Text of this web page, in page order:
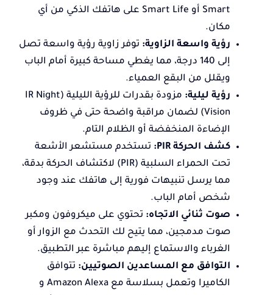
Smart أو Smart Life على هاتفك الذكي من أي
مكان.
رؤية واسعة الزاوية: توفر زاوية رؤية واسعة تصل
إلى 140 درجة، مما يغطي مساحة كبيرة أمام الباب
ويقلل من البقع العمياء.
رؤية ليلية:
مزودة بقدرات للرؤية الليلية (IR Night
Vision) لضمان مراقبة واضحة حتى في ظروف
الإضاءة المنخفضة أو الظلام التام.
كشف الحركة PIR:
تستخدم مستشعر الأشعة
تحت الحمراء السلبية (PIR) لاكتشاف الحركة بدقة،
مما يرسل تنبيهات فورية إلى هاتفك عند وجود
شخص أمام الباب.
صوت ثنائي الاتجاه: تحتوي على ميكروفون ومكبر
صوت مدمجين، مما يتيح لك التحدث مع الزوار أو
الغرباء والاستماع إليهم مباشرة عبر التطبيق.
التوافق مع المساعدين الصوتيين: تتوافق
الكاميرا وتعمل بسلاسة مع Amazon Alexa و